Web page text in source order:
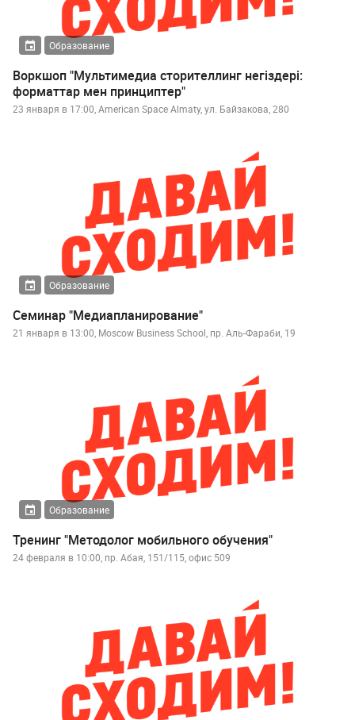
Образование
Воркшоп "Мультимедиа сторителлинг негіздері:
форматтар мен принциптер"
23 января в 17:00, American Space Almaty, ул. Байзакова, 280
Образование
Семинар "Медиапланирование"
21 января в 13:00, Moscow Business School, пр. Аль-Фараби, 19
Образование
Тренинг "Методолог мобильного обучения"
24 февраля в 10:00, пр. Абая, 151/115, офис 509